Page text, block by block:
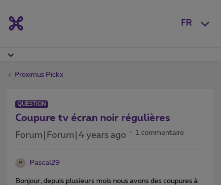
FR
Proximus Pickx
QUESTION
Coupure tv écran noir régulières
Forum|Forum|4 years ago 1 commentaire
P Pascal29
Bonjour, depuis plusieurs mois nous avons des coupures à